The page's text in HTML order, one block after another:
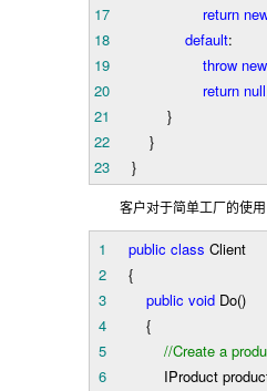
17
return
18
default:
19
throw new
20
return null
21
}
22
}
23
}
客户对于简单工厂的使用
1 public class Client
2
{
3
public void Do()
4
{
5
//Create a
6
IProduct